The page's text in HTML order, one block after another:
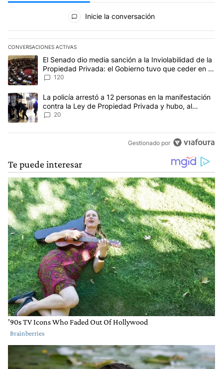
Todos los comentarios
Inicie la conversación
CONVERSACIONES ACTIVAS
Este listado muestra los artículos con más comentarios en los
Un artículo de tendencia con el título "El Senado dio media
El Senado dio media sanción a la Inviolabilidad de la
Propiedad Privada: el Gobierno tuvo que ceder en la
Ley del Manejo del Fuego
120
Un artículo de tendencia con el título "La policía arrestó a 12
La policía arrestó a 12 personas en la manifestación
contra la Ley de Propiedad Privada y hubo, al
menos, 3 agentes heridos
20
Gestionado por